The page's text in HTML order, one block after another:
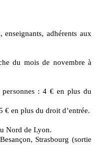
adhérents aux
du mois de novembre à
: 4 € en plus du
€ en plus du droit d’entrée.
Nord de Lyon.
Strasbourg (sortie